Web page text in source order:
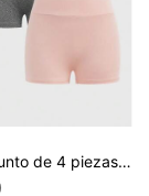
de cintura alta para adolescentes, shorts deportivos/de yoga, shorts de ciclismo, shorts deportivos de ocio